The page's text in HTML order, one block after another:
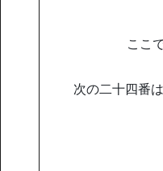
ここ
次の二十四番